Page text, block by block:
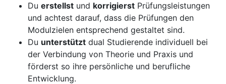
Du erstellst und korrigierst Prüfungsleistungen
und achtest darauf, dass die Prüfungen den
Modulzielen entsprechend gestaltet sind.
Du unterstützt dual Studierende individuell bei
der Verbindung von Theorie und Praxis und
förderst so ihre persönliche und berufliche
Entwicklung.